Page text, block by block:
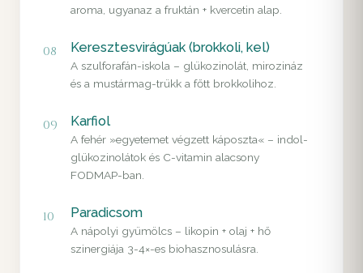
aroma, ugyanaz a fruktán + kvercetin alap.
08 Keresztesvirágúak (brokkoli, kel)
A szulforafán-iskola – glükozinolát, mirozináz
és a mustármag-trükk a főtt brokkolihoz.
09 Karfiol
A fehér »egyetemet végzett káposzta« – indol-
glükozinolátok és C-vitamin alacsony
FODMAP-ban.
10 Paradicsom
A nápolyi gyümölcs – likopin + olaj + hő
szinergiája 3-4×-es biohasznosulásra.